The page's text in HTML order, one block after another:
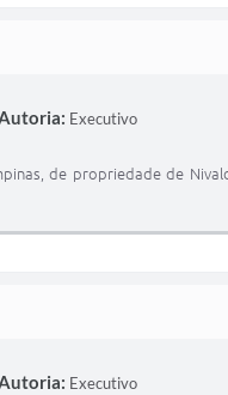
Executivo
de propriedade de
Executivo